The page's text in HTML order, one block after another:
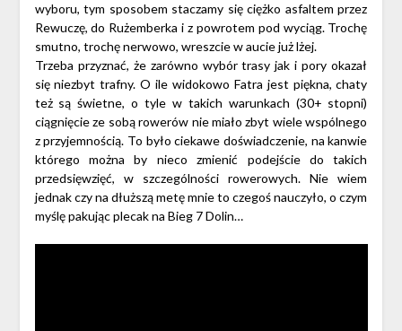
wyboru, tym sposobem staczamy się ciężko asfaltem przez
Rewuczę, do Rużemberka i z powrotem pod wyciąg. Trochę
smutno, trochę nerwowo, wreszcie w aucie już lżej.
Trzeba przyznać, że zarówno wybór trasy jak i pory okazał
się niezbyt trafny. O ile widokowo Fatra jest piękna, chaty
też są świetne, o tyle w takich warunkach (30+ stopni)
ciągnięcie ze sobą rowerów nie miało zbyt wiele wspólnego
z przyjemnością. To było ciekawe doświadczenie, na kanwie
którego można by nieco zmienić podejście do takich
przedsięwzięć, w szczególności rowerowych. Nie wiem
jednak czy na dłuższą metę mnie to czegoś nauczyło, o czym
myślę pakując plecak na Bieg 7 Dolin…